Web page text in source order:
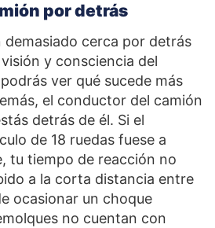
por detrás
demasiado cerca por detrás
y consciencia del
ver qué sucede más
el conductor del camión
detrás de él. Si el
de 18 ruedas fuese a
tu tiempo de reacción no
a la corta distancia entre
ocasionar un choque
no cuentan con